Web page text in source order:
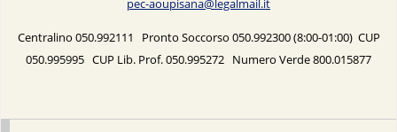
pec-aoupisana@legalmail.it
Centralino 050.992111 Pronto Soccorso 050.992300 (8:00-01:00) CUP
050.995995 CUP Lib. Prof. 050.995272 Numero Verde 800.015877